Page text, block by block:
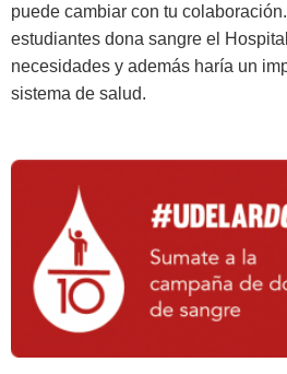
puede cambiar con tu
estudiantes dona sangre el
necesidades y además haría un
sistema de salud.